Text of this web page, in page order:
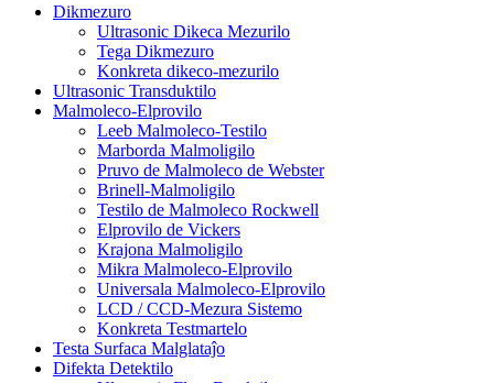
Dikmezuro
Ultrasonic Dikeca Mezurilo
Tega Dikmezuro
Konkreta dikeco-mezurilo
Ultrasonic Transduktilo
Malmoleco-Elprovilo
Leeb Malmoleco-Testilo
Marborda Malmoligilo
Pruvo de Malmoleco de Webster
Brinell-Malmoligilo
Testilo de Malmoleco Rockwell
Elprovilo de Vickers
Krajona Malmoligilo
Mikra Malmoleco-Elprovilo
Universala Malmoleco-Elprovilo
LCD / CCD-Mezura Sistemo
Konkreta Testmartelo
Testa Surfaca Malglataĵo
Difekta Detektilo